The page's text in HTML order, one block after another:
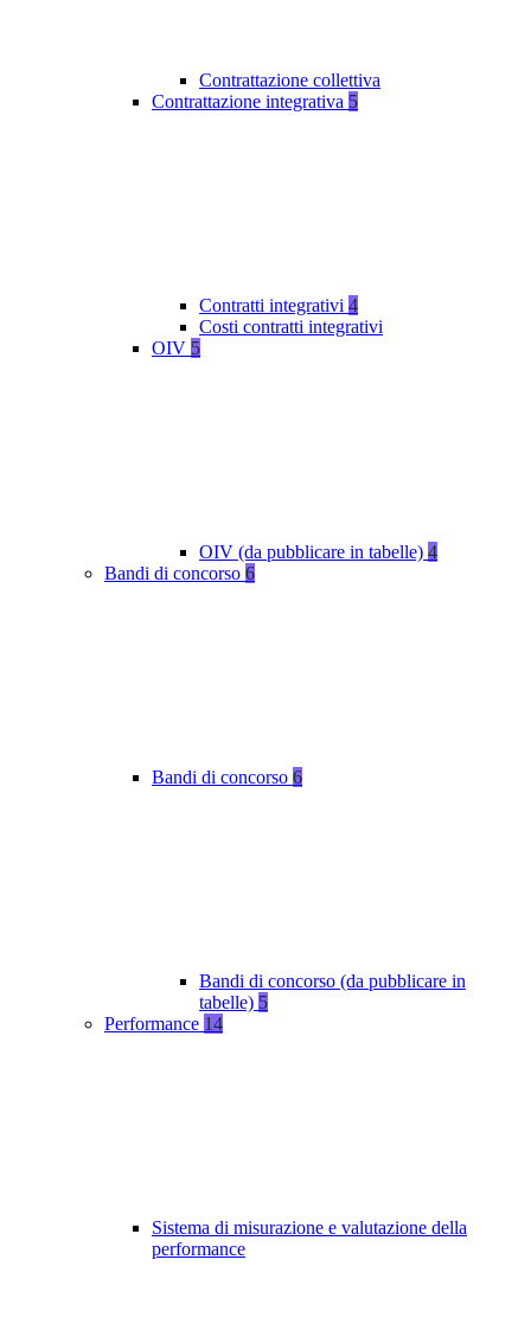
Contrattazione collettiva
Contrattazione integrativa 5
Contratti integrativi 4
Costi contratti integrativi
OIV 5
OIV (da pubblicare in tabelle) 4
Bandi di concorso 6
Bandi di concorso 6
Bandi di concorso (da pubblicare in
tabelle) 5
Performance 14
Sistema di misurazione e valutazione della
performance